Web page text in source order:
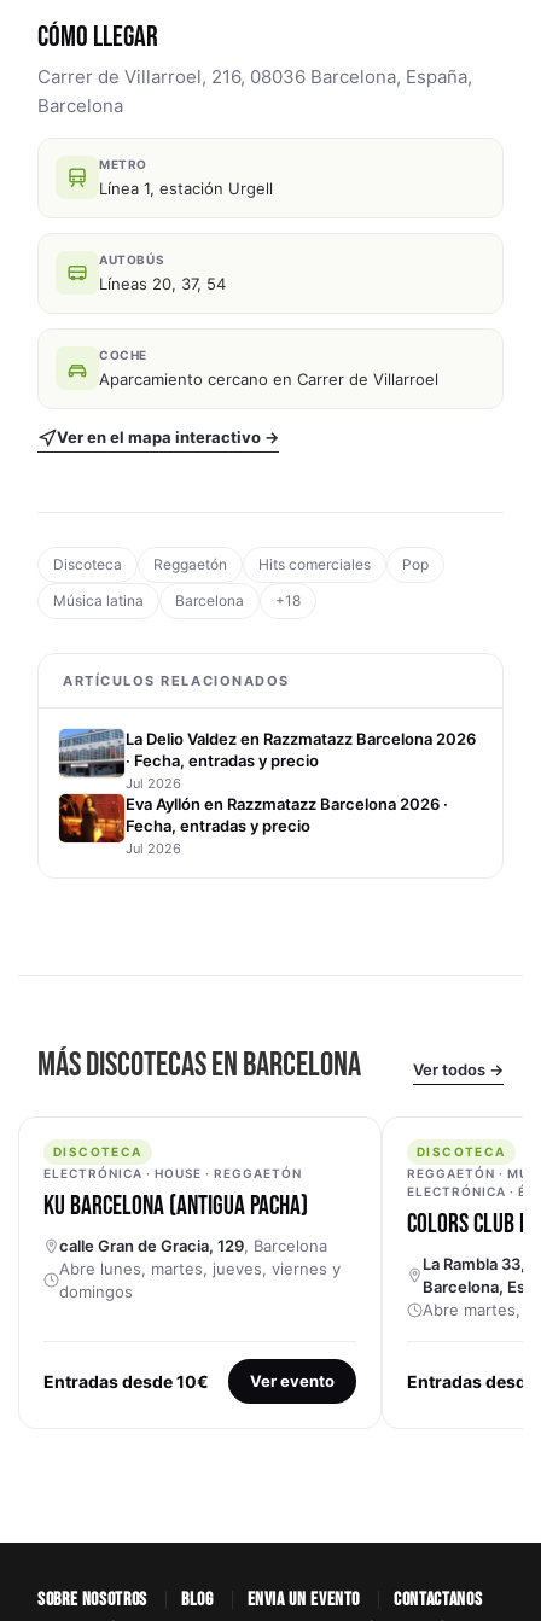
ARTÍCULOS RELACIONADOS
La Delio Valdez en Razzmatazz Barcelona 2026
· Fecha, entradas y precio
Jul 2026
Eva Ayllón en Razzmatazz Barcelona 2026 ·
Fecha, entradas y precio
Jul 2026
CÓMO LLEGAR
Carrer de Villarroel, 216, 08036 Barcelona, España,
Barcelona
METRO
Línea 1, estación Urgell
AUTOBÚS
Líneas 20, 37, 54
COCHE
Aparcamiento cercano en Carrer de Villarroel
Ver en el mapa interactivo →
Discoteca Reggaetón Hits comerciales
Pop
Música latina
Barcelona +18
MÁS DISCOTECAS EN BARCELONA Ver todos →
DISCOTECA
DISCOTECA
ELECTRÓNICA · HOUSE · REGGAETÓN
KU BARCELONA (ANTIGUA PACHA)
calle Gran de Gracia, 129, Barcelona
Abre lunes, martes, jueves, viernes y
domingos
Entradas desde 10€ Ver evento
DISCOTECA
DISCOTECA
REGGAETÓN ·
ELECTRÓNICA ·
COLORS CLUB
La Rambla 33,
Barcelona,
Abre martes,
Entradas desde
SOBRE NOSOTROS BLOG ENVÍA UN EVENTO
CONTÁCTANOS